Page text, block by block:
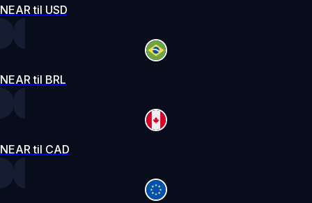
NEAR til USD
NEAR til BRL
NEAR til CAD